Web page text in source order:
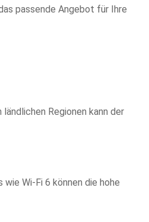
passende Angebot für Ihre
Regionen kann der
Wi-Fi 6 können die hohe